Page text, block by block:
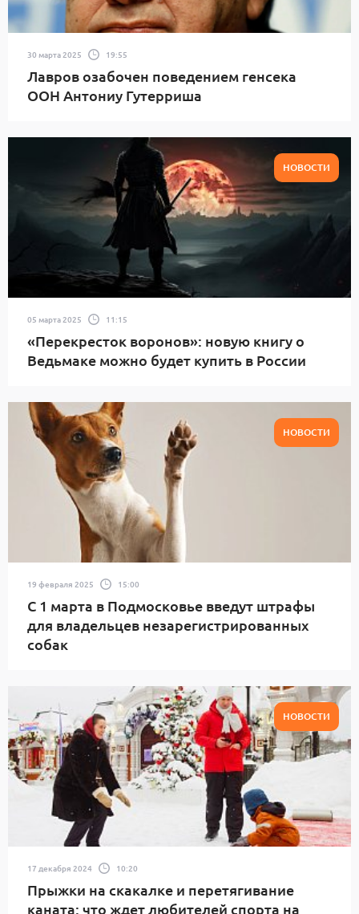
30 марта 2025 19:55
Лавров озабочен поведением генсека
ООН Антониу Гутерриша
НОВОСТИ
05 марта 2025 11:15
«Перекресток воронов»: новую книгу о
Ведьмаке можно будет купить в России
НОВОСТИ
19 февраля 2025 15:00
С 1 марта в Подмосковье введут штрафы
для владельцев незарегистрированных
собак
НОВОСТИ
17 декабря 2024 10:20
Прыжки на скакалке и перетягивание
каната: что ждет любителей спорта на